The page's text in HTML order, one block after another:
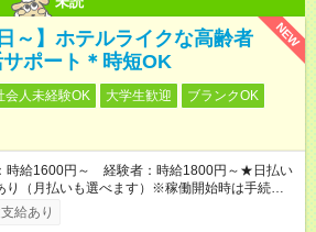
NEW
～】ホテルライクな高齢者
ポート＊時短OK
会人未経験OK 大学生歓迎
ブランクOK
時給1600円～ 経験者：時給1800円～★日払い
り（月払いも選べます）※稼働開始時は手続き完
いとなります。
給あり